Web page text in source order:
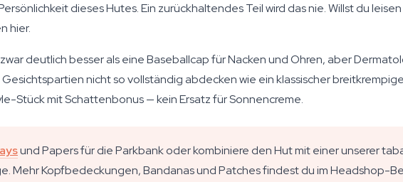
dieses Hutes. Ein zurückhaltendes Teil wird das nie. Willst du
hier.
deutlich besser als eine Baseballcap für Nacken und Ohren, aber
nicht so vollständig abdecken wie ein klassischer
Stück mit Schattenbonus — kein Ersatz für Sonnencreme.
und Papers für die Parkbank oder kombiniere den Hut mit einer unserer
Mehr Kopfbedeckungen, Bandanas und Patches findest du im Headshop-